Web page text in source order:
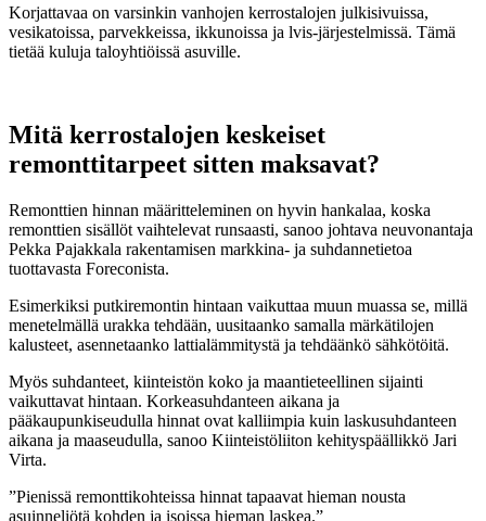
Korjattavaa on varsinkin vanhojen kerrostalojen julkisivuissa,
vesikatoissa, parvekkeissa, ikkunoissa ja lvis-järjestelmissä. Tämä
tietää kuluja taloyhtiöissä asuville.
Mitä kerrostalojen keskeiset
remonttitarpeet sitten maksavat?
Remonttien hinnan määritteleminen on hyvin hankalaa, koska
remonttien sisällöt vaihtelevat runsaasti, sanoo johtava neuvonantaja
Pekka Pajakkala rakentamisen markkina- ja suhdannetietoa
tuottavasta Foreconista.
Esimerkiksi putkiremontin hintaan vaikuttaa muun muassa se, millä
menetelmällä urakka tehdään, uusitaanko samalla märkätilojen
kalusteet, asennetaanko lattialämmitystä ja tehdäänkö sähkötöitä.
Myös suhdanteet, kiinteistön koko ja maantieteellinen sijainti
vaikuttavat hintaan. Korkeasuhdanteen aikana ja
pääkaupunkiseudulla hinnat ovat kalliimpia kuin laskusuhdanteen
aikana ja maaseudulla, sanoo Kiinteistöliiton kehityspäällikkö Jari
Virta.
”Pienissä remonttikohteissa hinnat tapaavat hieman nousta
asuinneliötä kohden ja isoissa hieman laskea.”